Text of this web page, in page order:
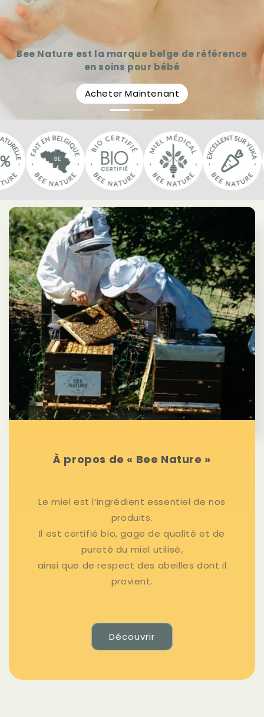
Bee Nature est la marque belge de référence
en soins pour bébé
Acheter Maintenant
Soins Bio. Miel. Famille.
Soins belges naturels à base de miel
Acheter Maintenant
À propos de « Bee Nature »
Le miel est l’ingrédient essentiel de nos
produits.
Il est certifié bio, gage de qualité et de
pureté du miel utilisé,
ainsi que de respect des abeilles dont il
provient.
Découvrir